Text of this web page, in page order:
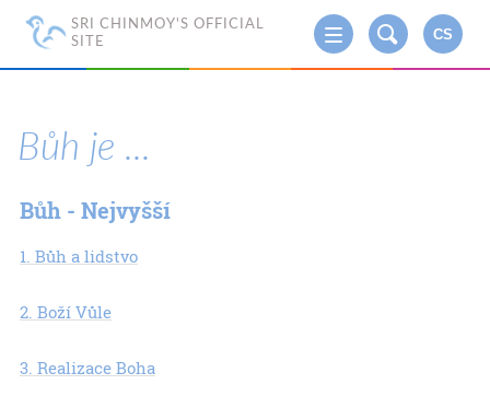
SRI CHINMOY'S OFFICIAL
SITE
CS
Bůh je ...
Bůh - Nejvyšší
1. Bůh a lidstvo
2. Boží Vůle
3. Realizace Boha